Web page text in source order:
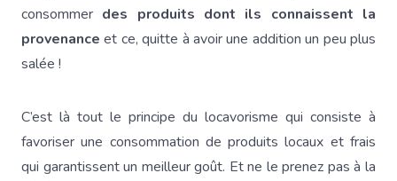
consommer des produits dont ils connaissent la
provenance et ce, quitte à avoir une addition un peu plus
salée !
C’est là tout le principe du locavorisme qui consiste à
favoriser une consommation de produits locaux et frais
qui garantissent un meilleur goût. Et ne le prenez pas à la